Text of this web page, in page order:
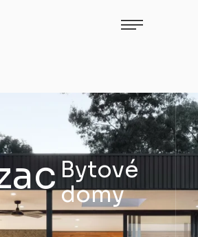
Bytové
domy